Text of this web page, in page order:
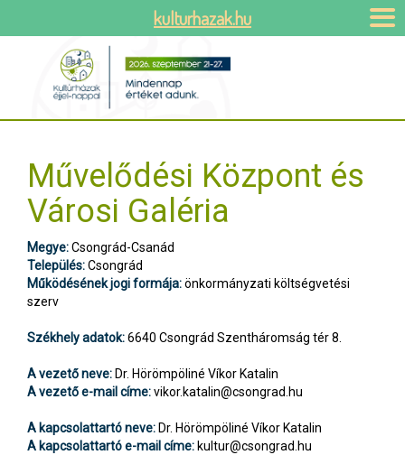
Művelődési Központ és
Városi Galéria
Megye:Csongrád-Csanád
Település:Csongrád
Működésének jogi formája:önkormányzati költségvetési
szerv
Székhely adatok:6640 Csongrád Szentháromság tér 8.
A vezető neve: Dr. Hörömpöliné Víkor Katalin
A vezető e-mail címe:vikor.katalin@csongrad.hu
A kapcsolattartó neve: Dr. Hörömpöliné Víkor Katalin
A kapcsolattartó e-mail címe: kultur@csongrad.hu
kulturhazak.hu